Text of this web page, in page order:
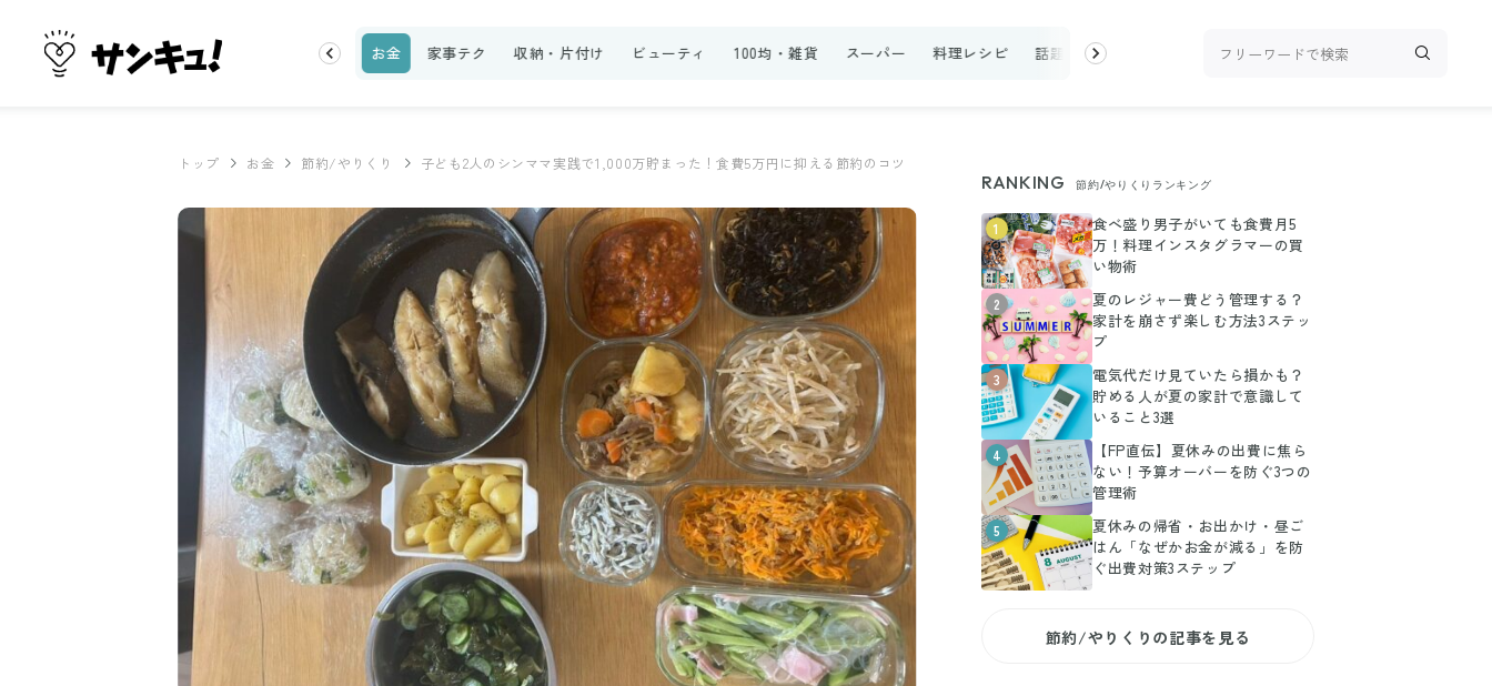
レシピ 話題 トップ 新着 ランキング お金 家事テク 収納・片付け ビューティ 100均・雑貨 スーパー 料理レシピ 話題 トップ ランキング お金 家事テク
トップ お金 節約/やりくり 子ども2人のシンママ実践で1,000万貯まった！食費5万円に抑える節約のコツ
RANKING 節約/やりくりランキング
1
食べ盛り男子がいても食費月5
万！料理インスタグラマーの買
い物術
2
夏のレジャー費どう管理する？
家計を崩さず楽しむ方法3ステッ
プ
3
電気代だけ見ていたら損かも？
貯める人が夏の家計で意識して
いること3選
4
【FP直伝】夏休みの出費に焦ら
ない！予算オーバーを防ぐ3つの
管理術
5
夏休みの帰省・お出かけ・昼ご
はん「なぜかお金が減る」を防
ぐ出費対策3ステップ
節約/やりくりの記事を見る